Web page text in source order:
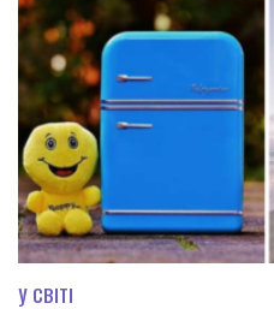
У СВІТІ